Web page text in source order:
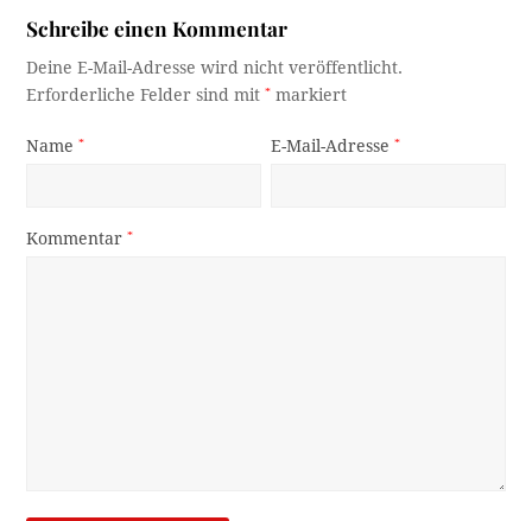
Schreibe einen Kommentar
Deine E-Mail-Adresse wird nicht veröffentlicht.
Erforderliche Felder sind mit* markiert
Name* E-Mail-Adresse*
Kommentar*